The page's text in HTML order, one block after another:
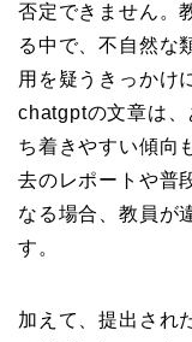
否定できません。
る中で、不自然な
用を疑うきっかけ
chatgptの文章は
ち着きやすい傾向
去のレポートや普
なる場合、教員が
す。
加えて、提出され